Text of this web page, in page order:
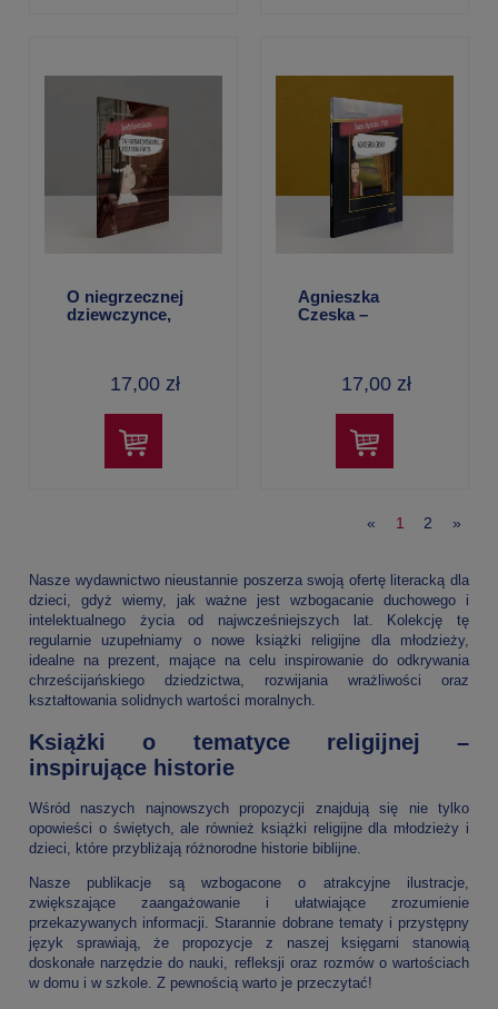
O niegrzecznej
dziewczynce,
Polewska17,00 zł
Agnieszka
Czeska –
17,00 zł
« 1 2 »
Nasze wydawnictwo nieustannie poszerza swoją ofertę literacką dla
dzieci, gdyż wiemy, jak ważne jest wzbogacanie duchowego i
intelektualnego życia od najwcześniejszych lat. Kolekcję tę
regularnie uzupełniamy o nowe książki religijne dla młodzieży,
idealne na prezent, mające na celu inspirowanie do odkrywania
chrześcijańskiego dziedzictwa, rozwijania wrażliwości oraz
kształtowania solidnych wartości moralnych.
Książki o tematyce religijnej –
inspirujące historie
Wśród naszych najnowszych propozycji znajdują się nie tylko
opowieści o świętych, ale również książki religijne dla młodzieży i
dzieci, które przybliżają różnorodne historie biblijne.
Nasze publikacje są wzbogacone o atrakcyjne ilustracje,
zwiększające zaangażowanie i ułatwiające zrozumienie
przekazywanych informacji. Starannie dobrane tematy i przystępny
język sprawiają, że propozycje z naszej księgarni stanowią
doskonałe narzędzie do nauki, refleksji oraz rozmów o wartościach
w domu i w szkole. Z pewnością warto je przeczytać!